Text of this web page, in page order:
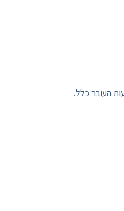
העובר כלל.